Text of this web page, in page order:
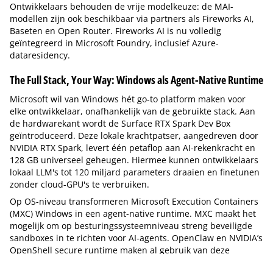
Ontwikkelaars behouden de vrije modelkeuze: de MAI-
modellen zijn ook beschikbaar via partners als Fireworks AI,
Baseten en Open Router. Fireworks AI is nu volledig
geïntegreerd in Microsoft Foundry, inclusief Azure-
dataresidency.
The Full Stack, Your Way: Windows als Agent-Native Runtime
Microsoft wil van Windows hét go-to platform maken voor
elke ontwikkelaar, onafhankelijk van de gebruikte stack. Aan
de hardwarekant wordt de Surface RTX Spark Dev Box
geïntroduceerd. Deze lokale krachtpatser, aangedreven door
NVIDIA RTX Spark, levert één petaflop aan AI-rekenkracht en
128 GB universeel geheugen. Hiermee kunnen ontwikkelaars
lokaal LLM's tot 120 miljard parameters draaien en finetunen
zonder cloud-GPU's te verbruiken.
Op OS-niveau transformeren Microsoft Execution Containers
(MXC) Windows in een agent-native runtime. MXC maakt het
mogelijk om op besturingssysteemniveau streng beveiligde
sandboxes in te richten voor AI-agents. OpenClaw en NVIDIA’s
OpenShell secure runtime maken al gebruik van deze